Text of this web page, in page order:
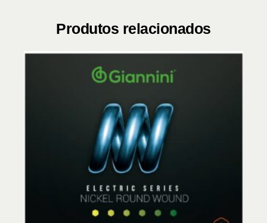
Produtos relacionados